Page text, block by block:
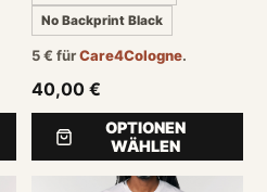
No Backprint Black
5€ fürCare4Cologne.
40,00 €
OPTIONEN
WÄHLEN